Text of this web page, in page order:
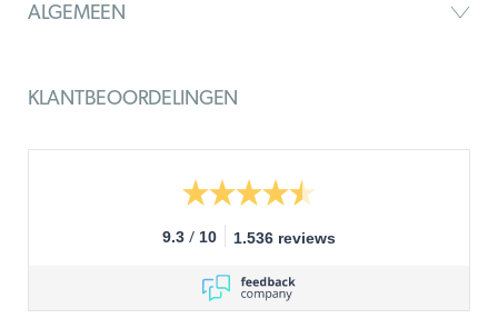
ALGEMEEN
KLANTBEOORDELINGEN
9.3 / 10 1.536 reviews